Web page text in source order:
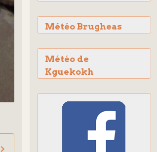
Météo Brugheas
Météo de
Kguekokh